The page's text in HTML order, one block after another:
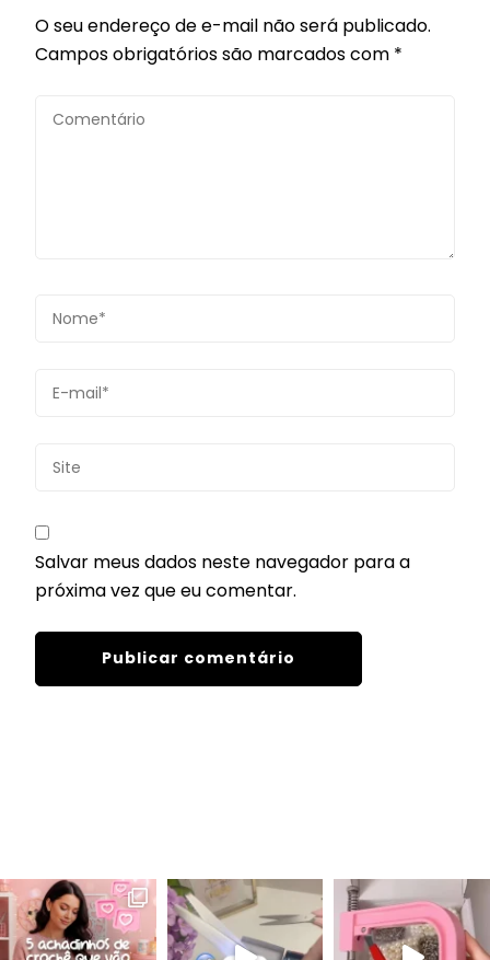
O seu endereço de e-mail não será publicado.
Campos obrigatórios são marcados com *
Salvar meus dados neste navegador para a
próxima vez que eu comentar.